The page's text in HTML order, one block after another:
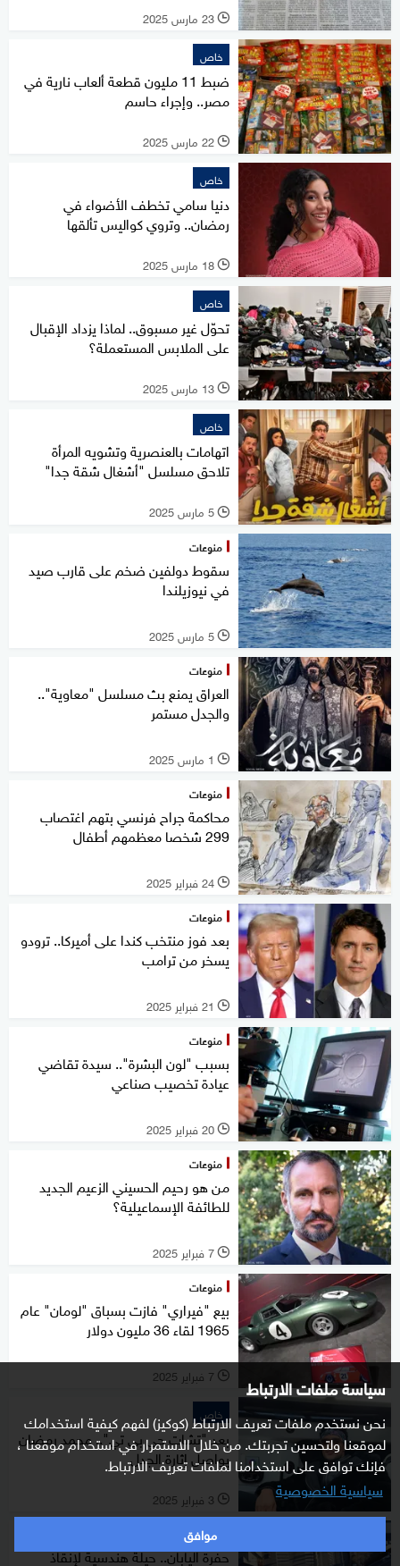
سياسة ملفات الارتباط
نحن نستخدم ملفات تعريف الارتباط (كوكيز) لفهم كيفية استخدامك
لموقعنا ولتحسين تجربتك. من خلال الاستمرار في استخدام موقعنا ،
فإنك توافق على استخدامنا لملفات تعريف الارتباط.
سياسية الخصوصية
موافق
l 23 مارس 2025
خاص
ضبط 11 مليون قطعة ألعاب نارية في
مصر.. وإجراء حاسم
l 22 مارس 2025
خاص
دنيا سامي تخطف الأضواء في
رمضان.. وتروي كواليس تألقها
l 18 مارس 2025
خاص
تحوّل غير مسبوق.. لماذا يزداد الإقبال
على الملابس المستعملة؟
l 13 مارس 2025
خاص
اتهامات بالعنصرية وتشويه المرأة
تلاحق مسلسل "أشغال شقة جدا"
l 5 مارس 2025
منوعات
سقوط دولفين ضخم على قارب صيد
في نيوزيلندا
l 5 مارس 2025
منوعات
العراق يمنع بث مسلسل "معاوية"..
والجدل مستمر
l 1 مارس 2025
منوعات
محاكمة جراح فرنسي بتهم اغتصاب
299 شخصا معظمهم أطفال
l 24 فبراير 2025
منوعات
بعد فوز منتخب كندا على أميركا.. ترودو
يسخر من ترامب
l 21 فبراير 2025
منوعات
بسبب "لون البشرة".. سيدة تقاضي
عيادة تخصيب صناعي
l 20 فبراير 2025
منوعات
من هو رحيم الحسيني الزعيم الجديد
للطائفة الإسماعيلية؟
l 7 فبراير 2025
منوعات
بيع "فيراري" فازت بسباق "لومان" عام
1965 لقاء 36 مليون دولار
l 7 فبراير 2025
خاص
بعد "تشات جي بي تي".. محمد رمضان
يواصل إثارة الجدل
l 3 فبراير 2025
منوعات
حفرة اليابان.. حيلة هندسية لإنقاذ